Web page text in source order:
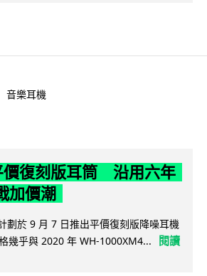
音樂耳機
價復刻版耳筒 沿用六年
加價潮
劃於 9 月 7 日推出平價復刻版降噪耳機
幾乎與 2020 年 WH-1000XM4...
閱讀